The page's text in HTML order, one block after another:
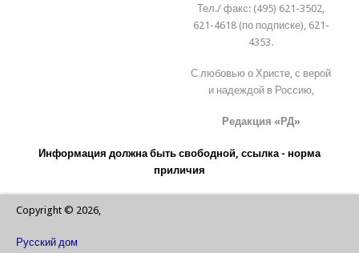
Тел./ факс: (495) 621-3502,
621-4618 (по подписке), 621-
4353.
С любовью о Христе, с верой
и надеждой в Россию,
Редакция «РД»
Информация должна быть свободной, ссылка - норма
приличия
Copyright © 2026,
Русский дом